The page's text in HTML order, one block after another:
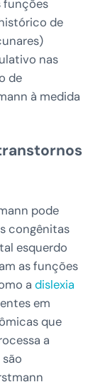
funções
de
nas
de
à medida
pode
congênitas
esquerdo
as funções
a dislexia
em
que
a